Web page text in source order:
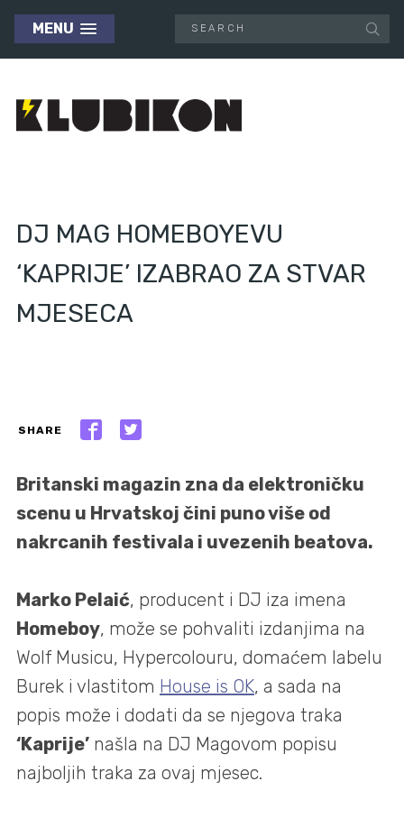
MENU
DJ MAG HOMEBOYEVU
‘KAPRIJE’ IZABRAO ZA STVAR
MJESECA
SHARE
Britanski magazin zna da elektroničku
scenu u Hrvatskoj čini puno više od
nakrcanih festivala i uvezenih beatova.
Marko Pelaić, producent i DJ iza imena
Homeboy, može se pohvaliti izdanjima na
Wolf Musicu, Hypercolouru, domaćem labelu
Burek i vlastitom House is OK, a sada na
popis može i dodati da se njegova traka
‘Kaprije’ našla na DJ Magovom popisu
najboljih traka za ovaj mjesec.